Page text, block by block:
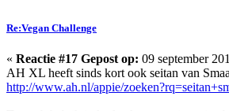
Re:Vegan Challenge
« Reactie #17 Gepost op: 09 september
AH XL heeft sinds kort ook seitan van
http://www.ah.nl/appie/